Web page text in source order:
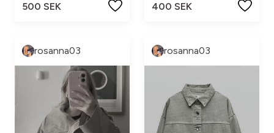
500 SEK
400 SEK
rosanna03 rosanna03